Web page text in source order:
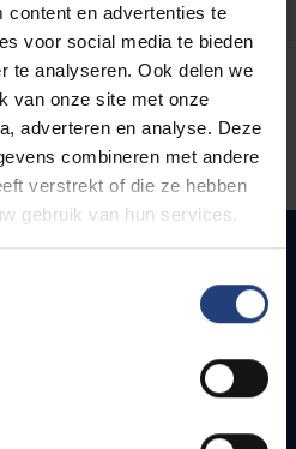
content en advertenties te
voor social media te bieden
te analyseren. Ook delen we
van onze site met onze
adverteren en analyse. Deze
combineren met andere
verstrekt of die ze hebben
gebruik van hun services.